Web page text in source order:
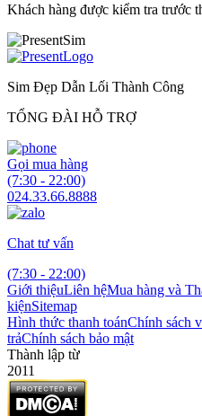
Khách hàng được kiểm tra trước
Sim Đẹp Dẫn Lối Thành Công
TỔNG ĐÀI HỖ TRỢ
Gọi mua hàng
(7:30 - 22:00)
024.33.66.8888
Chat tư vấn
(7:30 - 22:00)
Giới thiệuLiên hệMua hàng và
kiệnSitemap
Hình thức thanh toánChính sách
trảChính sách bảo mật
Thành lập từ
2011